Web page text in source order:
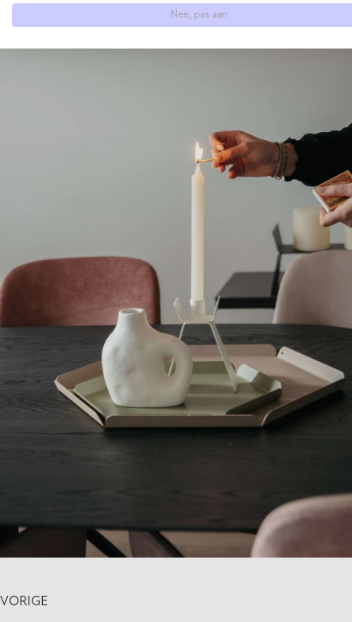
VORIGE
Nee, pas aan